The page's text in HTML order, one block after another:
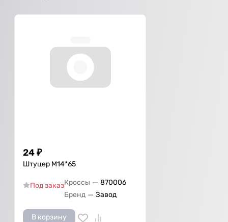
24₽
Штуцер М14*65
Под заказКроссы — 870006
Бренд — Завод
В корзину